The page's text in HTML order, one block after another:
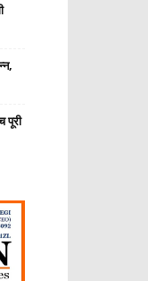
पूरी